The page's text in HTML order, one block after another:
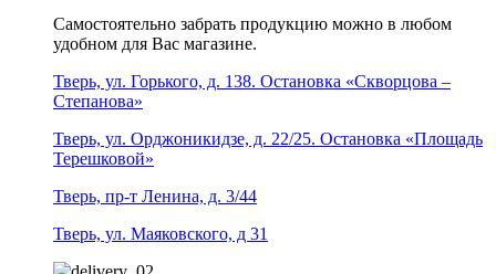
Самостоятельно забрать продукцию можно в любом
удобном для Вас магазине.
Тверь, ул. Горького, д. 138. Остановка «Скворцова –
Степанова»
Тверь, ул. Орджоникидзе, д. 22/25. Остановка «Площадь
Терешковой»
Тверь, пр-т Ленина, д. 3/44
Тверь, ул. Маяковского, д 31